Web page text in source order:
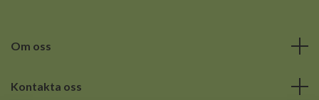
Om oss
Kontakta oss